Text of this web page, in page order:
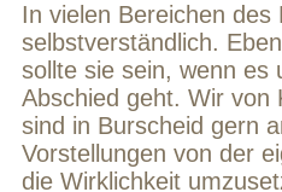
In vielen Bereichen des
selbstverständlich.
sollte sie sein, wenn es
Abschied geht. Wir von
sind in Burscheid gern
Vorstellungen von der
die Wirklichkeit